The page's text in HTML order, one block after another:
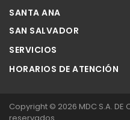
SANTA ANA
SAN SALVADOR
SERVICIOS
HORARIOS DE ATENCIÓN
Copyright © 2026 MDC S.A.